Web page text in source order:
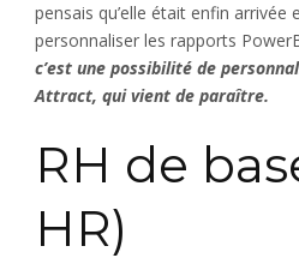
pensais qu’elle était enfin arrivée
personnaliser les rapports
c’est une possibilité de
Attract, qui vient de paraître.
RH de
HR)